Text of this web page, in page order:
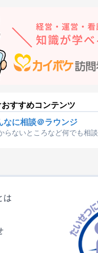
すすめコンテンツ
なに相談＠ラウンジ
らないところなど何でも相談
は